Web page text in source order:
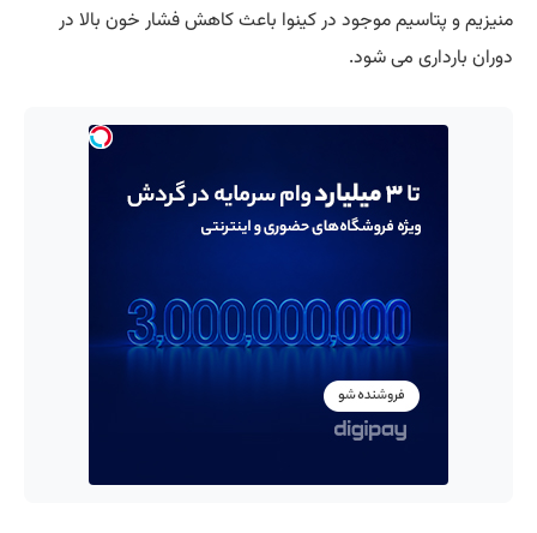
منیزیم و پتاسیم موجود در کینوا باعث کاهش فشار خون بالا در
دوران بارداری می شود.